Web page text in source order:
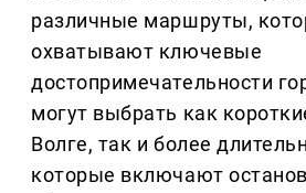
различные маршруты,
охватывают ключевые
достопримечательности
могут выбрать как
Волге, так и более
которые включают